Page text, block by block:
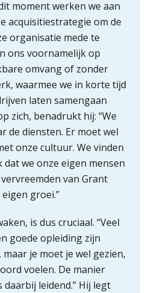
moment werken we aan
acquisitiestrategie om de
organisatie mede te
ons voornamelijk op
omvang of zonder
waarmee we in korte tijd
laten samengaan
zich, benadrukt hij: “We
de diensten. Er moet wel
onze cultuur. We vinden
we onze eigen mensen
van Grant
groei.”
is dus cruciaal. “Veel
goede opleiding zijn
je moet je wel gezien,
voelen. De manier
leidend.” Hij legt
Hoe snellere straatjes het zicht op
datakwaliteit vertroebelen
‘De accountant is essentieel voor
ondernemers in het mkb’
Waarom een VOF-contract net zo
belangrijk is als het zakelijk plan zelf
Waarom jouw klant sneller
antwoordt via een app dan via de
mail
iXBRL controleren: wanneer moet
het, en waar let je op?
Het herbeleggen van de
Herinvesteringsreserve (HIR) in een
vastgoedbeleggingsfonds?